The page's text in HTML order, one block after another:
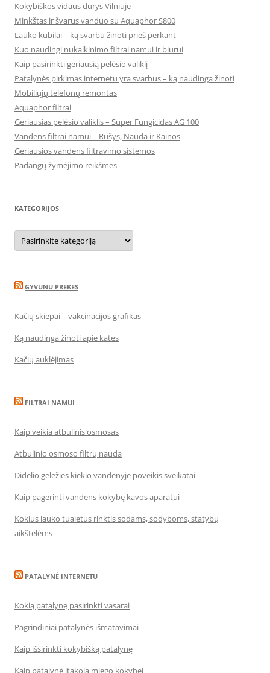
Kokybiškos vidaus durys Vilniuje
Minkštas ir švarus vanduo su Aquaphor S800
Lauko kubilai – ką svarbu žinoti prieš perkant
Kuo naudingi nukalkinimo filtrai namui ir biurui
Kaip pasirinkti geriausią pelėsio valiklį
Patalynės pirkimas internetu yra svarbus – ką naudinga žinoti
Mobiliųjų telefonų remontas
Aquaphor filtrai
Geriausias pelėsio valiklis – Super Fungicidas AG 100
Vandens filtrai namui – Rūšys, Nauda ir Kainos
Geriausios vandens filtravimo sistemos
Padangų žymėjimo reikšmės
KATEGORIJOS
Kategorijos
GYVUNU PREKES
Kačių skiepai – vakcinacijos grafikas
Ką naudinga žinoti apie kates
Kačių auklėjimas
FILTRAI NAMUI
Kaip veikia atbulinis osmosas
Atbulinio osmoso filtrų nauda
Didelio geležies kiekio vandenyje poveikis sveikatai
Kaip pagerinti vandens kokybę kavos aparatui
Kokius lauko tualetus rinktis sodams, sodyboms, statybų
aikštelėms
PATALYNĖ INTERNETU
Kokią patalynę pasirinkti vasarai
Pagrindiniai patalynės išmatavimai
Kaip išsirinkti kokybišką patalynę
Kaip patalynė įtakoja miego kokybei